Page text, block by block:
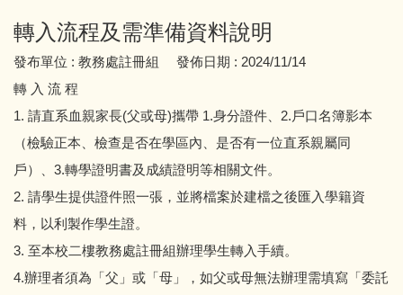
附設幼兒園
資訊服務
校園行事曆
學校規章彙編
土中YT頻道
專科教室登記
教師及班級課表
學校會議記錄
轉入流程及需準備資料說明
發布單位 : 教務處註冊組 發佈日期 : 2024/11/14
轉 入 流 程
1. 請直系血親家長(父或母)攜帶 1.身分證件、2.戶口名簿影本
（檢驗正本、檢查是否在學區內、是否有一位直系親屬同
戶）、3.轉學證明書及成績證明等相關文件。
2. 請學生提供證件照一張，並將檔案於建檔之後匯入學籍資
料，以利製作學生證。
3. 至本校二樓教務處註冊組辦理學生轉入手續。
4.辦理者須為「父」或「母」，如父或母無法辦理需填寫「委託